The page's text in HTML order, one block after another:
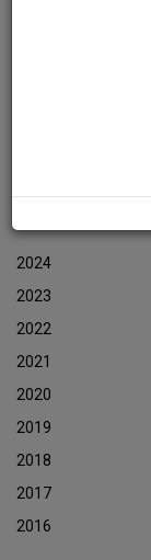
2024
2023
2022
2021
2020
2019
2018
2017
2016